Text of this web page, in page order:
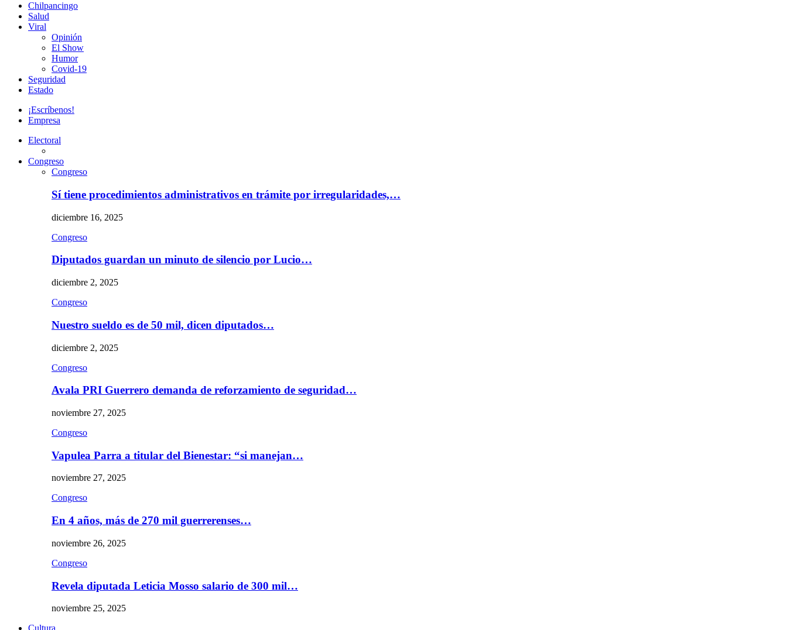
Chilpancingo
Salud
Viral
Opinión
El Show
Humor
Covid-19
Seguridad
Estado
¡Escríbenos!
Empresa
Electoral
Congreso
Congreso
Sí tiene procedimientos administrativos en trámite por irregularidades,…
diciembre 16, 2025
Congreso
Diputados guardan un minuto de silencio por Lucio…
diciembre 2, 2025
Congreso
Nuestro sueldo es de 50 mil, dicen diputados…
diciembre 2, 2025
Congreso
Avala PRI Guerrero demanda de reforzamiento de seguridad…
noviembre 27, 2025
Congreso
Vapulea Parra a titular del Bienestar: “si manejan…
noviembre 27, 2025
Congreso
En 4 años, más de 270 mil guerrerenses…
noviembre 26, 2025
Congreso
Revela diputada Leticia Mosso salario de 300 mil…
noviembre 25, 2025